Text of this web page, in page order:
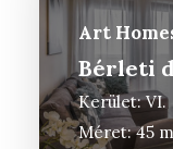
Art
Bérleti
Kerület: VI.
Méret: 45